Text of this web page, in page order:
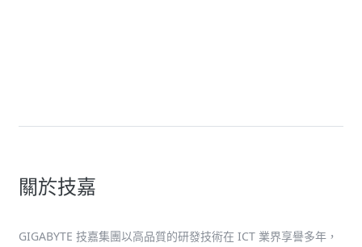
關於技嘉
GIGABYTE 技嘉集團以高品質的研發技術在 ICT 業界享譽多年，